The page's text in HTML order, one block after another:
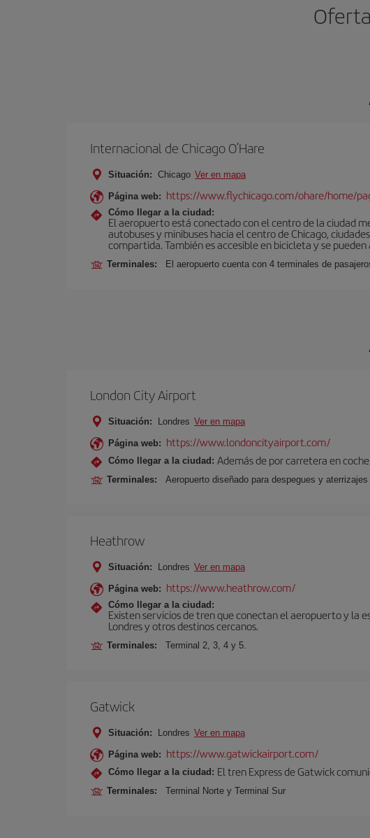
Internacional de Chicago O’Hare
Situación: Chicago Ver en mapa
Página web: https://www.flychicago.com/ohare/home/
Cómo llegar a la ciudad:
El aeropuerto está conectado con el centro de la ciudad
autobuses y minibuses hacia el centro de Chicago,
compartida. También es accesible en bicicleta y se
Terminales: El aeropuerto cuenta con 4 terminales de
London City Airport
Situación: Londres Ver en mapa
Página web: https://www.londoncityairport.com/
Cómo llegar a la ciudad: Además de por carretera en
Terminales: Aeropuerto diseñado para despegues y
Heathrow
Situación: Londres Ver en mapa
Página web: https://www.heathrow.com/
Cómo llegar a la ciudad:
Existen servicios de tren que conectan el aeropuerto y la
Londres y otros destinos cercanos.
Terminales: Terminal 2, 3, 4 y 5.
Gatwick
Situación: Londres Ver en mapa
Página web: https://www.gatwickairport.com/
Cómo llegar a la ciudad: El tren Express de Gatwick
Terminales: Terminal Norte y Terminal Sur